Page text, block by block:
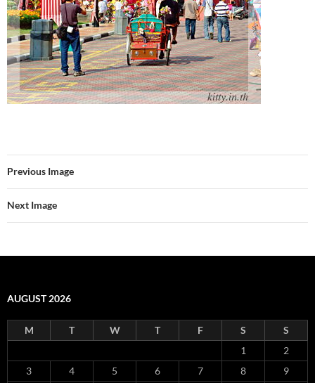
Previous Image
Next Image
AUGUST 2026
M T W T F S
S
1
2
3
4 5 6 7 8
9